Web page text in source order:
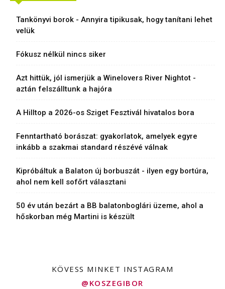
Tankönyvi borok - Annyira tipikusak, hogy tanítani lehet
velük
Fókusz nélkül nincs siker
Azt hittük, jól ismerjük a Winelovers River Nightot -
aztán felszálltunk a hajóra
A Hilltop a 2026-os Sziget Fesztivál hivatalos bora
Fenntartható borászat: gyakorlatok, amelyek egyre
inkább a szakmai standard részévé válnak
Kipróbáltuk a Balaton új borbuszát - ilyen egy bortúra,
ahol nem kell sofőrt választani
50 év után bezárt a BB balatonboglári üzeme, ahol a
hőskorban még Martini is készült
KÖVESS MINKET INSTAGRAM
@KOSZEGIBOR